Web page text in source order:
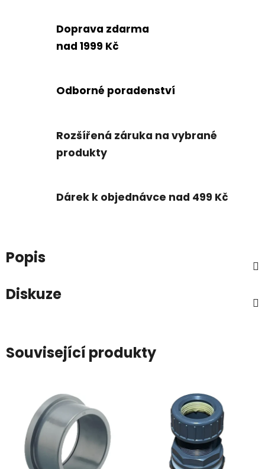
Doprava zdarma
nad 1999 Kč
Odborné poradenství
Rozšířená záruka na vybrané
produkty
Dárek k objednávce nad 499 Kč
Popis
Diskuze
Související produkty